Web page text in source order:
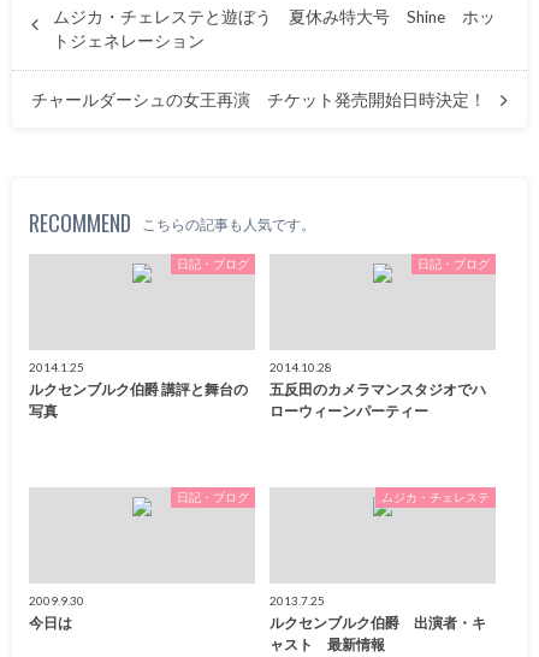
ムジカ・チェレステと遊ぼう 夏休み特大号 Shine ホッ
トジェネレーション
チャールダーシュの女王再演 チケット発売開始日時決定！
RECOMMEND こちらの記事も人気です。
日記・ブログ
2014.1.25
ルクセンブルク伯爵 講評と舞台の
写真
日記・ブログ
2014.10.28
五反田のカメラマンスタジオでハ
ローウィーンパーティー
日記・ブログ
2009.9.30
今日は
ムジカ・チェレステ
2013.7.25
ルクセンブルク伯爵 出演者・キ
ャスト 最新情報